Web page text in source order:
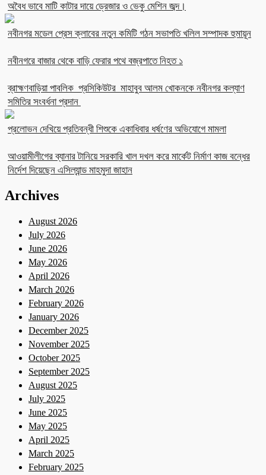
অবৈধ ভাবে মাটি কাটার দায়ে ড্রেজার ও ভেকু মেশিন জব্দ।
নবীনগর মডেল প্রেস ক্লাবের নতুন কমিটি গঠন সভাপতি খলিল সম্পাদক হুমায়ূন
নবীনগরে বাজার থেকে বাড়ি ফেরার পথে বজ্রপাতে নিহত ১
ব্রাহ্মণবাড়িয়া পাবলিক প্রসিকিউটর মাহাবুব আলম খোকনকে নবীনগর কল্যাণ
সমিতির সংবর্ধনা প্রদান
প্রলোভন দেখিয়ে প্রতিবন্ধী শিশুকে একাধিবার ধর্ষণের অভিযোগে মামলা
আওয়ামীলীগের ব্যানার টানিয়ে সরকারি খাল দখল করে মার্কেট নির্মাণ কাজ বন্ধের
নির্দেশ দিয়েছেন এসিল্যান্ড মাহমুদা জাহান
Archives
August 2026
July 2026
June 2026
May 2026
April 2026
March 2026
February 2026
January 2026
December 2025
November 2025
October 2025
September 2025
August 2025
July 2025
June 2025
May 2025
April 2025
March 2025
February 2025